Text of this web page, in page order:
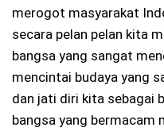
merogot masyarakat
secara pelan pelan kita
bangsa yang sangat
mencintai budaya yang
dan jati diri kita sebagai
bangsa yang bermacam